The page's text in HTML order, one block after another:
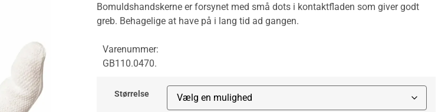
Bomuldshandskerne er forsynet med små dots i kontaktfladen som giver godt
greb. Behagelige at have på i lang tid ad gangen.
Varenummer:
GB110.0470.
Størrelse